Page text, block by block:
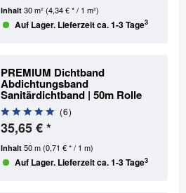
Inhalt 30 m²(4,34 € * / 1 m²)
Auf Lager. Lieferzeit ca. 1-3 Tage3
PREMIUM Dichtband
Abdichtungsband
Sanitärdichtband | 50m Rolle
(6)
35,65 € *
Inhalt 50 m(0,71 € * / 1 m)
Auf Lager. Lieferzeit ca. 1-3 Tage3